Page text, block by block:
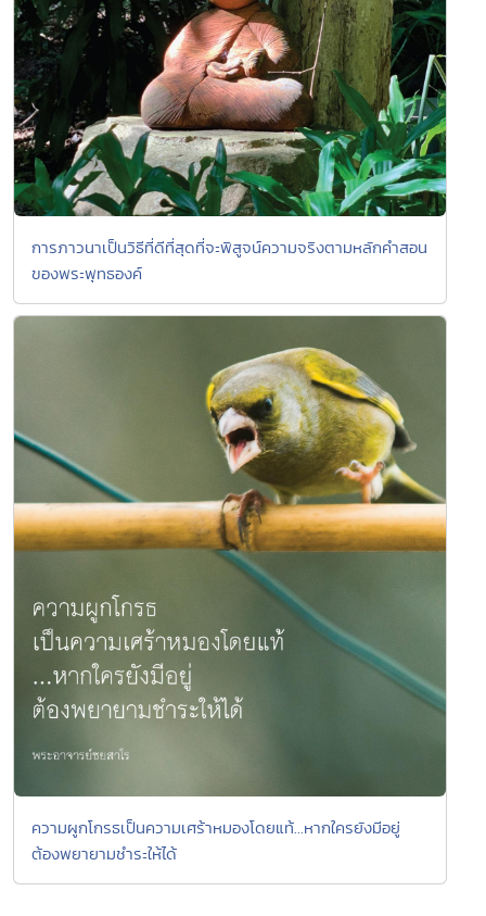
การภาวนาเป็นวิธีที่ดีที่สุดที่จะพิสูจน์ความจริงตามหลักคำสอน
ของพระพุทธองค์
ความผูกโกรธเป็นความเศร้าหมองโดยแท้...หากใครยังมีอยู่
ต้องพยายามชำระให้ได้